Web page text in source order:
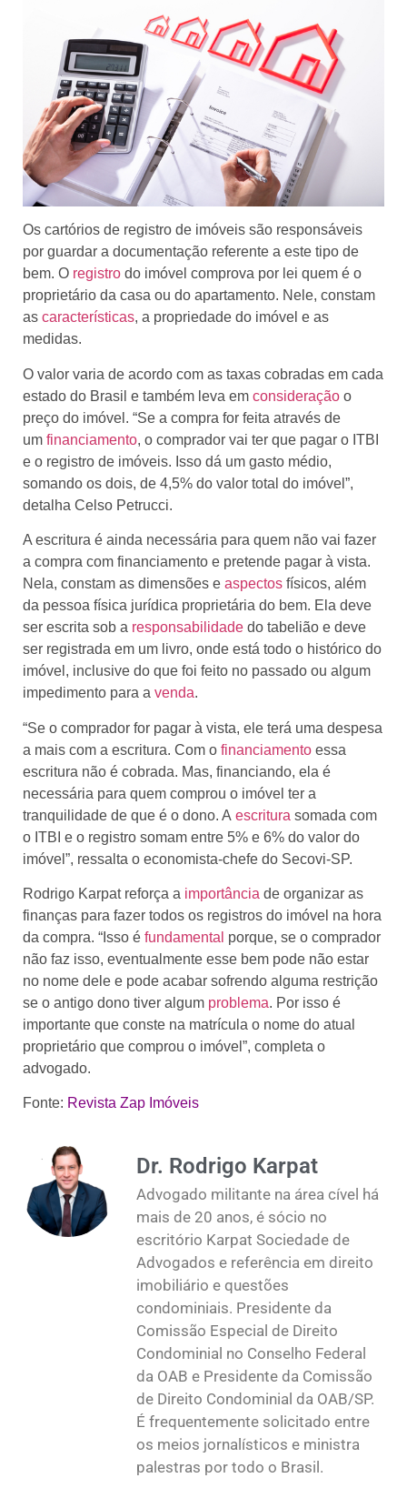
Os cartórios de registro de imóveis são responsáveis
por guardar a documentação referente a este tipo de
bem. O registro do imóvel comprova por lei quem é o
proprietário da casa ou do apartamento. Nele, constam
as características, a propriedade do imóvel e as
medidas.
O valor varia de acordo com as taxas cobradas em cada
estado do Brasil e também leva em consideração o
preço do imóvel. “Se a compra for feita através de
um financiamento, o comprador vai ter que pagar o ITBI
e o registro de imóveis. Isso dá um gasto médio,
somando os dois, de 4,5% do valor total do imóvel”,
detalha Celso Petrucci.
A escritura é ainda necessária para quem não vai fazer
a compra com financiamento e pretende pagar à vista.
Nela, constam as dimensões e aspectos físicos, além
da pessoa física jurídica proprietária do bem. Ela deve
ser escrita sob a responsabilidade do tabelião e deve
ser registrada em um livro, onde está todo o histórico do
imóvel, inclusive do que foi feito no passado ou algum
impedimento para a venda.
“Se o comprador for pagar à vista, ele terá uma despesa
a mais com a escritura. Com o financiamento essa
escritura não é cobrada. Mas, financiando, ela é
necessária para quem comprou o imóvel ter a
tranquilidade de que é o dono. A escritura somada com
o ITBI e o registro somam entre 5% e 6% do valor do
imóvel”, ressalta o economista-chefe do Secovi-SP.
Rodrigo Karpat reforça a importância de organizar as
finanças para fazer todos os registros do imóvel na hora
da compra. “Isso é fundamental porque, se o comprador
não faz isso, eventualmente esse bem pode não estar
no nome dele e pode acabar sofrendo alguma restrição
se o antigo dono tiver algum problema. Por isso é
importante que conste na matrícula o nome do atual
proprietário que comprou o imóvel”, completa o
advogado.
Fonte: Revista Zap Imóveis
Dr. Rodrigo Karpat
Advogado militante na área cível há
mais de 20 anos, é sócio no
escritório Karpat Sociedade de
Advogados e referência em direito
imobiliário e questões
condominiais. Presidente da
Comissão Especial de Direito
Condominial no Conselho Federal
da OAB e Presidente da Comissão
de Direito Condominial da OAB/SP.
É frequentemente solicitado entre
os meios jornalísticos e ministra
palestras por todo o Brasil.